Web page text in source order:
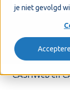
je niet gevolgd
CASHWeb en